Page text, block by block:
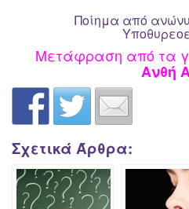
Ποίημα από
Μετάφραση από τα
Ανθή
Σχετικά Άρθρα: